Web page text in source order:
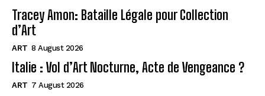
Tracey Amon: Bataille Légale pour Collection
d’Art
ART 8 August 2026
Italie : Vol d’Art Nocturne, Acte de Vengeance ?
ART 7 August 2026